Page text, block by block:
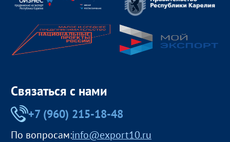
Связаться с нами
+7 (960) 215-18-48
По вопросам:info@export10.ru